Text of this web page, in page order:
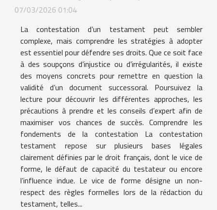
07/03/2026 01:04
La contestation d’un testament peut sembler
complexe, mais comprendre les stratégies à adopter
est essentiel pour défendre ses droits. Que ce soit face
à des soupçons d’injustice ou d’irrégularités, il existe
des moyens concrets pour remettre en question la
validité d’un document successoral. Poursuivez la
lecture pour découvrir les différentes approches, les
précautions à prendre et les conseils d’expert afin de
maximiser vos chances de succès. Comprendre les
fondements de la contestation La contestation
testament repose sur plusieurs bases légales
clairement définies par le droit français, dont le vice de
forme, le défaut de capacité du testateur ou encore
l’influence indue. Le vice de forme désigne un non-
respect des règles formelles lors de la rédaction du
testament, telles...